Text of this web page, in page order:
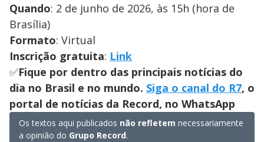
Quando: 2 de junho de 2026, às 15h (hora de
Brasília)
Formato: Virtual
Inscrição gratuita: Link
✅Fique por dentro das principais notícias do
dia no Brasil e no mundo. Siga o canal do R7, o
portal de notícias da Record, no WhatsApp
Os textos aqui publicados não refletem necessariamente
a opinião do Grupo Record.